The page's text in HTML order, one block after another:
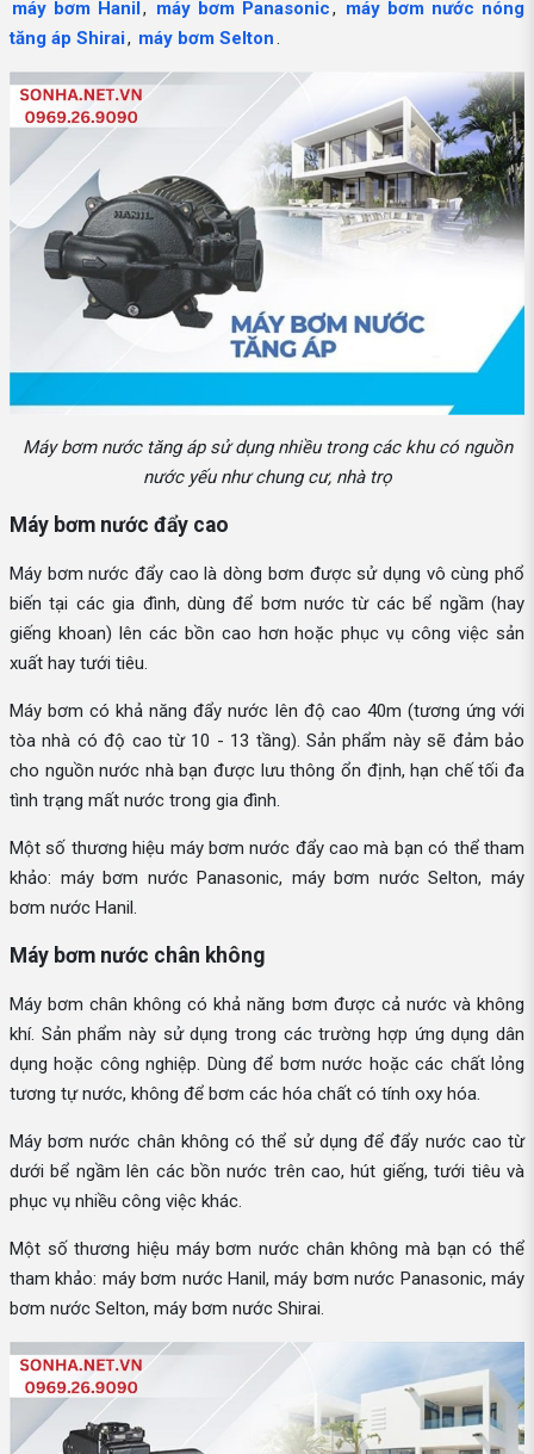
máy bơm Hanil, máy bơm Panasonic, máy bơm nước nóng
tăng áp Shirai, máy bơm Selton.
Máy bơm nước tăng áp sử dụng nhiều trong các khu có nguồn
nước yếu như chung cư, nhà trọ
Máy bơm nước đẩy cao
Máy bơm nước đẩy cao là dòng bơm được sử dụng vô cùng phổ
biến tại các gia đình, dùng để bơm nước từ các bể ngầm (hay
giếng khoan) lên các bồn cao hơn hoặc phục vụ công việc sản
xuất hay tưới tiêu.
Máy bơm có khả năng đẩy nước lên độ cao 40m (tương ứng với
tòa nhà có độ cao từ 10 - 13 tầng). Sản phẩm này sẽ đảm bảo
cho nguồn nước nhà bạn được lưu thông ổn định, hạn chế tối đa
tình trạng mất nước trong gia đình.
Một số thương hiệu máy bơm nước đẩy cao mà bạn có thể tham
khảo: máy bơm nước Panasonic, máy bơm nước Selton, máy
bơm nước Hanil.
Máy bơm nước chân không
Máy bơm chân không có khả năng bơm được cả nước và không
khí. Sản phẩm này sử dụng trong các trường hợp ứng dụng dân
dụng hoặc công nghiệp. Dùng để bơm nước hoặc các chất lỏng
tương tự nước, không để bơm các hóa chất có tính oxy hóa.
Máy bơm nước chân không có thể sử dụng để đẩy nước cao từ
dưới bể ngầm lên các bồn nước trên cao, hút giếng, tưới tiêu và
phục vụ nhiều công việc khác.
Một số thương hiệu máy bơm nước chân không mà bạn có thể
tham khảo: máy bơm nước Hanil, máy bơm nước Panasonic, máy
bơm nước Selton, máy bơm nước Shirai.